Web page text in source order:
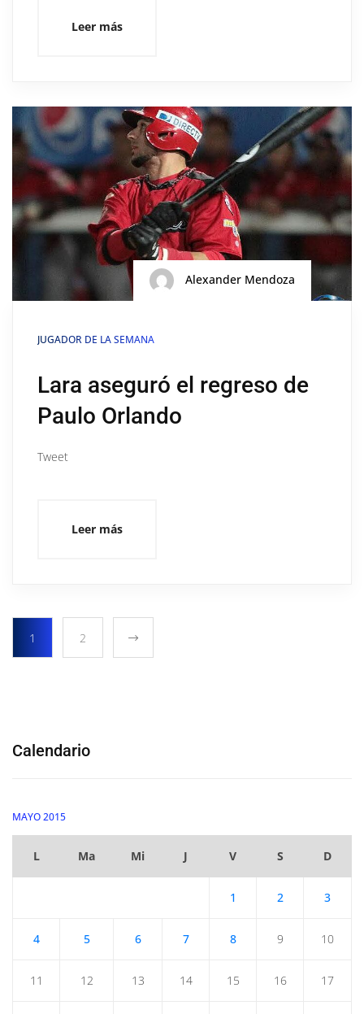
Leer más
Alexander Mendoza
JUGADOR DE LA SEMANA
Lara aseguró el regreso de
Paulo Orlando
Tweet
Leer más
1 2
Calendario
MAYO 2015
L Ma Mi J V S D
1 2 3
4 5 6 7 8 9 10
11 12 13 14 15 16 17